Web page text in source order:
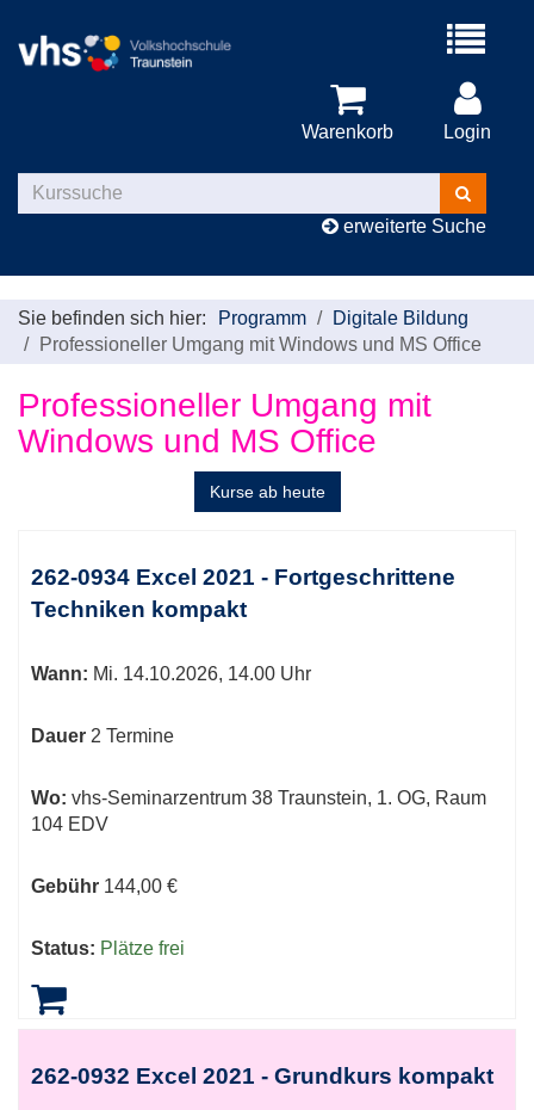
Menü
Warenkorb Login
Kurse
suchen
erweiterte Suche
Sie befinden sich hier: Programm
Digitale Bildung
Professioneller Umgang mit Windows und MS Office
Professioneller Umgang mit
Windows und MS Office
Kurse ab heute
Tabellenüberschriften
sortiert
262-0934 Excel 2021 - Fortgeschrittene
Techniken kompakt
Wann: Mi. 14.10.2026, 14.00 Uhr
Dauer 2 Termine
Wo: vhs-Seminarzentrum 38 Traunstein, 1. OG, Raum
104 EDV
Gebühr 144,00 €
Status: Plätze frei
262-0932 Excel 2021 - Grundkurs kompakt